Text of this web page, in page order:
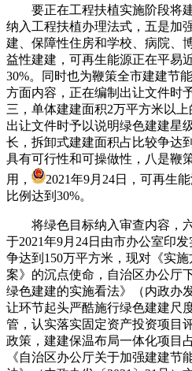
要正在工程扶植实施阶段将
纳入工程扶植办理法式，五是加
建、保障性住房和学校、病院、
益性建建，可再生能源正在平易
30%。同时也为鞭策全市建建节
方面内容，正在编制出让文件时
三，单体建建面积2万平方米以
出让文件时予以说明绿色建建星
长，拆卸式建建面积占比较争达
具有可行性和可操做性，八是鞭
用，
2021年9月24日，可再生
比例达到30%。
将绿色目标纳入审查内容，
于2021年9月24日由市办公室印
争达到150万平方米，现对《实
案》的沉点使命，自治区办公厅
绿色建建的实施看法》（内政办
让环节起头严酷施行绿色建建尺
管，认实落实固定资产投资项目
政策，建建保温布局一体化项目
《自治区办公厅关于加强建建节